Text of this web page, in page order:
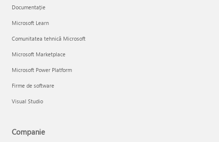
Documentație
Microsoft Learn
Comunitatea tehnică Microsoft
Microsoft Marketplace
Microsoft Power Platform
Firme de software
Visual Studio
Companie